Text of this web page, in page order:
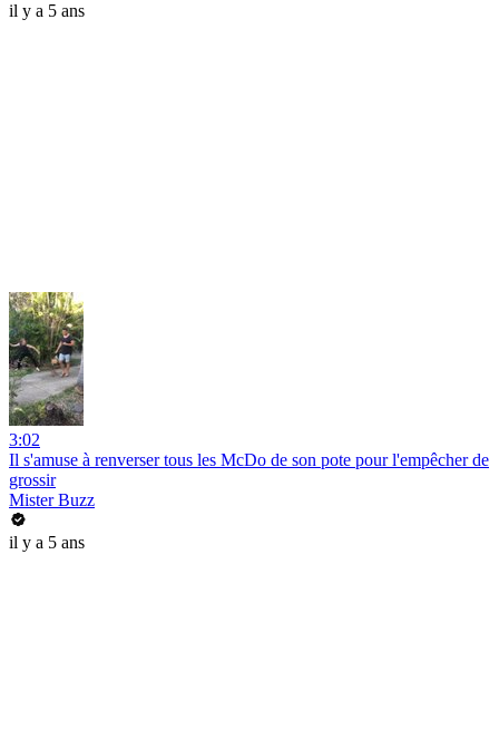
il y a 5 ans
3:02
Il s'amuse à renverser tous les McDo de son pote pour l'empêcher de
grossir
Mister Buzz
il y a 5 ans